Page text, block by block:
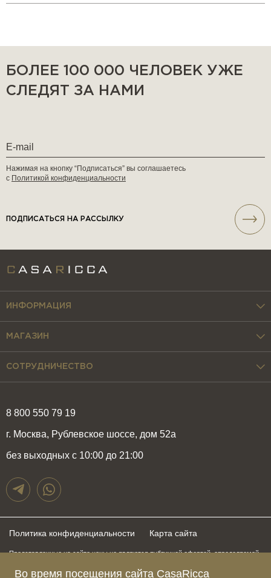
Во время посещения сайта CasaRicca
БОЛЕЕ 100 000 ЧЕЛОВЕК УЖЕ
СЛЕДЯТ ЗА НАМИ
Нажимая на кнопку “Подписаться” вы соглашаетесь
с Политикой конфиденциальности
ПОДПИСАТЬСЯ НА РАССЫЛКУ
8 800 550 79 19
г. Москва, Рублевское шоссе, дом 52а
без выходных с 10:00 до 21:00
ИНФОРМАЦИЯ
МАГАЗИН
СОТРУДНИЧЕСТВО
Политика конфиденциальности Карта сайта
Представленные на сайте цены не являются публичной офертой, определяемой
быть изменены в любое время без предупреждения. Для получения актуальной и